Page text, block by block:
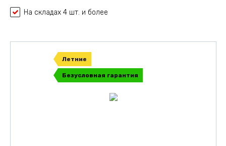
На складах 4 шт. и более
Летние
Безусловная гарантия